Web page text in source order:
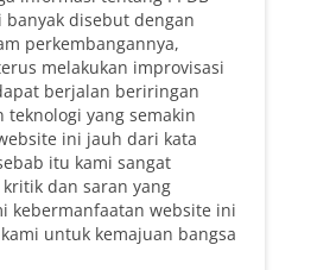
banyak disebut dengan
perkembangannya,
melakukan improvisasi
berjalan beriringan
teknologi yang semakin
ini jauh dari kata
itu kami sangat
dan saran yang
kebermanfaatan website ini
untuk kemajuan bangsa